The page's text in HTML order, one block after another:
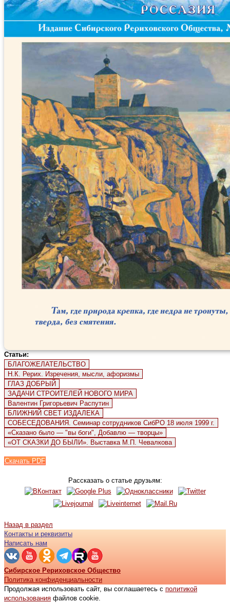
Статьи:
БЛАГОЖЕЛАТЕЛЬСТВО
Н.К. Рерих. Изречения, мысли, афоризмы
ГЛАЗ ДОБРЫЙ
ЗАДАЧИ СТРОИТЕЛЕЙ НОВОГО МИРА
Валентин Григорьевич Распутин
БЛИЖНИЙ СВЕТ ИЗДАЛЕКА
СОБЕСЕДОВАНИЯ. Семинар сотрудников СибРО 18 июля 1999 г.
«Сказано было — "вы боги", Добавлю — творцы»
«ОТ СКАЗКИ ДО БЫЛИ». Выставка М.П. Чевалкова
Скачать PDF
Рассказать о статье друзьям:
Назад в раздел
Контакты и реквизиты
Написать нам
Сибирское Рериховское Общество
Политика конфиденциальности
Продолжая использовать сайт, вы соглашаетесь с политикой
использования файлов cookie.